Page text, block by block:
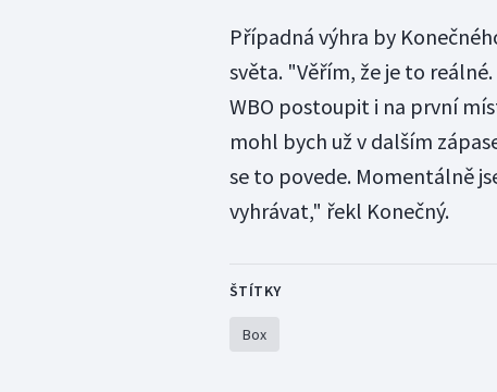
Případná výhra by
světa. "Věřím, že je to
WBO postoupit i na první
mohl bych už v dalším
se to povede. Momentálně
vyhrávat," řekl Konečný.
ŠTÍTKY
Box